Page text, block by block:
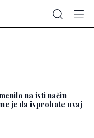
na isti način
je da isprobate ovaj